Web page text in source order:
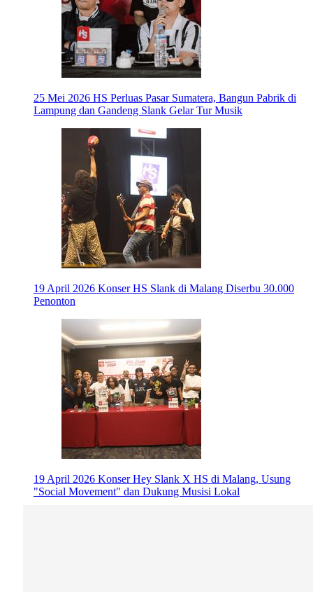
25 Mei 2026 HS Perluas Pasar Sumatera, Bangun Pabrik di
Lampung dan Gandeng Slank Gelar Tur Musik
19 April 2026 Konser HS Slank di Malang Diserbu 30.000
Penonton
19 April 2026 Konser Hey Slank X HS di Malang, Usung
"Social Movement" dan Dukung Musisi Lokal